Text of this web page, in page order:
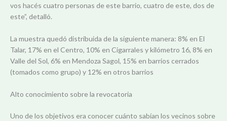
vos hacés cuatro personas de este barrio, cuatro de este, dos de
este”, detalló.
La muestra quedó distribuida de la siguiente manera: 8% en El
Talar, 17% en el Centro, 10% en Cigarrales y kilómetro 16, 8% en
Valle del Sol, 6% en Mendoza Sagol, 15% en barrios cerrados
(tomados como grupo) y 12% en otros barrios
Alto conocimiento sobre la revocatoria
Uno de los objetivos era conocer cuánto sabían los vecinos sobre